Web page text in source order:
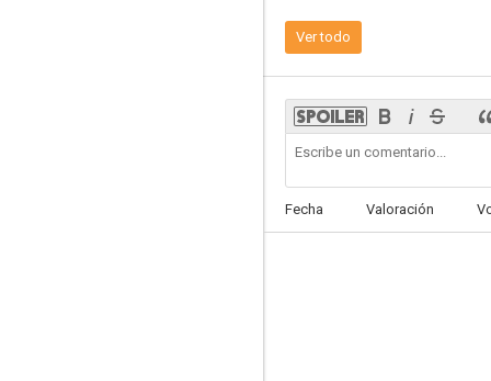
Ver todo
Fecha Valoración